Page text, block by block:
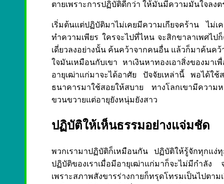
ตายเพราะการปฏิบัติดีกว่า ให้มันมีความมั่นใจลง
เริ่มต้นแต่ปฏิบัติมาไม่เคยมีความเกียจคร้าน ไ
ทำความเพียร ใครจะไปที่ไหน จะสิกขาลาเพศไป
เดี่ยวลงอย่างนั้น ค้นคว้าจากคนอื่น แล้วก็มาค้นค
ใจมันเหมือนกับเขา หาเงินหาทองเอาสิ่งของมา
อายุเฒ่าแก่มาจะได้อาศัย ปัจจัยเหล่านี้ พอได้ใช้
ธนาคารมาใช้สอยให้สบาย ทางโลกเขามีควา
ขวนขวายแต่อายุยังหนุ่มยังสาว
ปฏิบัติให้เห็นธรรมอย่างแจ่มชัด
พวกเรามาปฏิบัติก็เหมือนกัน ปฏิบัติให้รู้จักทุกแง่
ปฏิบัติของเราเมื่อมีอายุเฒ่าแก่มาก็จะไม่มีกำลัง
เพราะสภาพสังขารร่างกายก็ทรุดโทรมเป็นไปต